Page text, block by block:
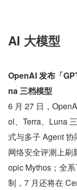
AI 大模型
OpenAI 发布「
na 三档模型
6 月 27 日，
ol、Terra、Luna
式与多子 Agent 协
网络安全评测上刷
opic Mythos；全
制，7 月还将在